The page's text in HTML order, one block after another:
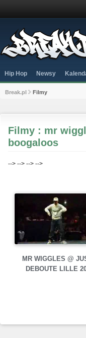
Hip Hop Newsy
Break.pl Filmy
Filmy : mr
boogaloos
--> --> --> -->
MR WIGGLES @
DEBOUTE LILLE